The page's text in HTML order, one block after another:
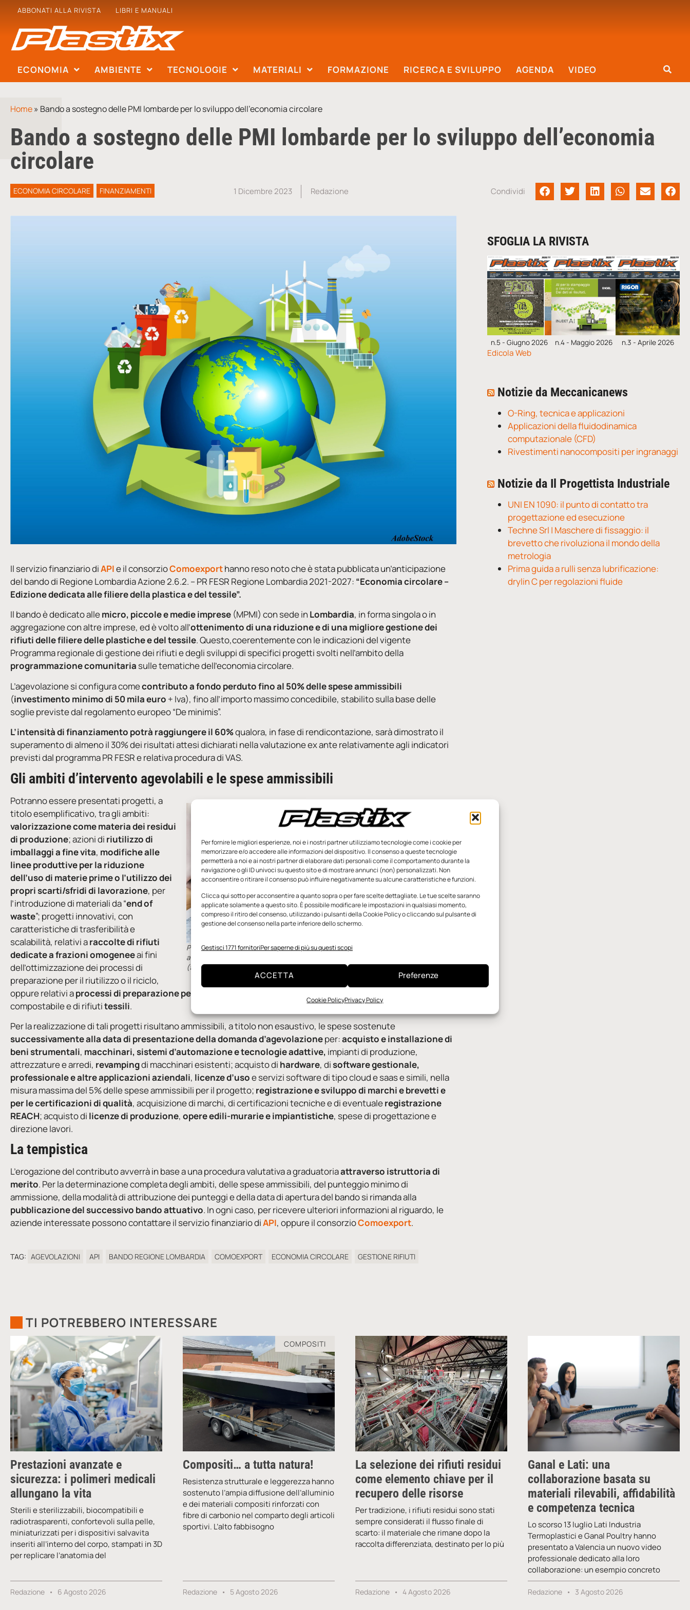
Per fornire le migliori esperienze, noi e i nostri partner utilizziamo tecnologie come i cookie per
memorizzare e/o accedere alle informazioni del dispositivo. Il consenso a queste tecnologie
permetterà a noi e ai nostri partner di elaborare dati personali come il comportamento durante la
navigazione o gli ID univoci su questo sito e di mostrare annunci (non) personalizzati. Non
acconsentire o ritirare il consenso può influire negativamente su alcune caratteristiche e funzioni.
Clicca qui sotto per acconsentire a quanto sopra o per fare scelte dettagliate. Le tue scelte saranno
applicate solamente a questo sito. È possibile modificare le impostazioni in qualsiasi momento,
compreso il ritiro del consenso, utilizzando i pulsanti della Cookie Policy o cliccando sul pulsante di
gestione del consenso nella parte inferiore dello schermo.
Gestisci 1771 fornitoriPer saperne di più su questi scopi
ACCETTA Preferenze
Cookie PolicyPrivacy Policy
ABBONATI ALLA RIVISTA LIBRI E MANUALI
ECONOMIA AMBIENTE TECNOLOGIE MATERIALI FORMAZIONE RICERCA E SVILUPPO AGENDA VIDEO
Home» Bando a sostegno delle PMI lombarde per lo sviluppo dell’economia circolare
Bando a sostegno delle PMI lombarde per lo sviluppo dell’economia
circolare
ECONOMIA CIRCOLARE FINANZIAMENTI 1 Dicembre 2023 Redazione Condividi
Il servizio finanziario diAPIe il consorzioComoexporthanno reso noto che è stata pubblicata un’anticipazione
del bando di Regione Lombardia Azione 2.6.2. – PR FESR Regione Lombardia 2021-2027: “Economia circolare –
Edizione dedicata alle filiere della plastica e del tessile”.
Il bando è dedicato allemicro, piccole e medie imprese (MPMI) con sede in Lombardia, in forma singola o in
aggregazione con altre imprese, ed è volto all’ottenimento di una riduzione e di una migliore gestione dei
rifiuti delle filiere delle plastiche e del tessile. Questo,coerentemente con le indicazioni del vigente
Programma regionale di gestione dei rifiuti e degli sviluppi di specifici progetti svolti nell’ambito della
programmazione comunitaria sulle tematiche dell’economia circolare.
L’agevolazione si configura comecontributoa fondo perduto fino al 50% delle spese ammissibili
(investimento minimo di 50 mila euro + Iva), fino all’importo massimo concedibile, stabilito sulla base delle
soglie previste dal regolamento europeo “De minimis”.
L’intensità di finanziamento potrà raggiungere il 60%qualora, in fase di rendicontazione, sarà dimostrato il
superamento di almeno il 30% dei risultati attesi dichiarati nella valutazione ex ante relativamente agli indicatori
previsti dal programma PR FESR e relativa procedura di VAS.
Gli ambiti d’intervento agevolabili e le spese ammissibili
Per la data d’apertura del bando e per la determinazione completa degli
ambiti occorre attendere la pubblicazione del successivo bando attuativo
(foto: Comoexport)
Potranno essere presentati progetti, a
titolo esemplificativo, tra gli ambiti:
valorizzazione come materia dei residui
di produzione; azioni di riutilizzo di
imballaggi a fine vita, modifiche alle
linee produttive per la riduzione
dell’uso di materie prime o l’utilizzo dei
propri scarti/sfridi di lavorazione, per
l’introduzione di materiali da “end of
waste”; progetti innovativi, con
caratteristiche di trasferibilità e
scalabilità, relativi araccolte di rifiuti
dedicate a frazioni omogeneeai fini
dell’ottimizzazione dei processi di
preparazione per il riutilizzo o il riciclo,
oppure relativi aprocessi di preparazione per il
compostabile e di rifiutitessili.
Per la realizzazione di tali progetti risultano ammissibili, a titolo non esaustivo, le spese sostenute
successivamente alla data di presentazione della domanda d’agevolazioneper:acquisto e installazione di
beni strumentali, macchinari, sistemi d’automazione e tecnologie adattive, impianti di produzione,
attrezzature e arredi, revampingdi macchinari esistenti; acquisto di hardware, disoftware gestionale,
professionale e altre applicazioni aziendali, licenze d’usoe servizi software di tipo cloud e saas e simili, nella
misura massima del 5% delle spese ammissibili per il progetto; registrazione e sviluppo di marchi e brevetti e
per le certificazioni di qualità, acquisizione di marchi, di certificazioni tecniche e di eventualeregistrazione
REACH; acquisto di licenze di produzione, opere edili-murarie e impiantistiche, spese di progettazione e
direzione lavori.
La tempistica
L’erogazione del contributo avverrà in base a una procedura valutativa a graduatoriaattraverso istruttoria di
merito. Per la determinazione completa degli ambiti, delle spese ammissibili, del punteggio minimo di
ammissione, della modalità di attribuzione dei punteggi e della data di apertura del bando si rimanda alla
pubblicazione del successivo bando attuativo. In ogni caso, per ricevere ulteriori informazioni al riguardo, le
aziende interessate possono contattare il servizio finanziario diAPI, oppure il consorzioComoexport.
TAG: AGEVOLAZIONI API BANDO REGIONE LOMBARDIA COMOEXPORT ECONOMIA CIRCOLARE GESTIONE RIFIUTI
SFOGLIA LA RIVISTA
n.5 - Giugno 2026 n.4 - Maggio 2026 n.3 - Aprile 2026
Edicola Web
Notizie da Meccanicanews
O-Ring, tecnica e applicazioni
Applicazioni della fluidodinamica
computazionale (CFD)
Rivestimenti nanocompositi per ingranaggi
Notizie da Il Progettista Industriale
UNI EN 1090: il punto di contatto tra
progettazione ed esecuzione
Techne Srl | Maschere di fissaggio: il
brevetto che rivoluziona il mondo della
metrologia
Prima guida a rulli senza lubrificazione:
drylin C per regolazioni fluide
TI POTREBBERO INTERESSARE
Prestazioni avanzate e
sicurezza: i polimeri medicali
allungano la vita
Sterili e sterilizzabili, biocompatibili e
radiotrasparenti, confortevoli sulla pelle,
miniaturizzati per i dispositivi salvavita
inseriti all’interno del corpo, stampati in 3D
per replicare l’anatomia del
Redazione 6 Agosto 2026
COMPOSITI
Compositi… a tutta natura!
Resistenza strutturale e leggerezza hanno
sostenuto l’ampia diffusione dell’alluminio
e dei materiali compositi rinforzati con
fibre di carbonio nel comparto degli articoli
sportivi. L’alto fabbisogno
Redazione 5 Agosto 2026
La selezione dei rifiuti residui
come elemento chiave per il
recupero delle risorse
Per tradizione, i rifiuti residui sono stati
sempre considerati il flusso finale di
scarto: il materiale che rimane dopo la
raccolta differenziata, destinato per lo più
Redazione 4 Agosto 2026
Ganal e Lati: una
collaborazione basata su
materiali rilevabili, affidabilità
e competenza tecnica
Lo scorso 13 luglio Lati Industria
Termoplastici e Ganal Poultry hanno
presentato a Valencia un nuovo video
professionale dedicato alla loro
collaborazione: un esempio concreto
Redazione 3 Agosto 2026